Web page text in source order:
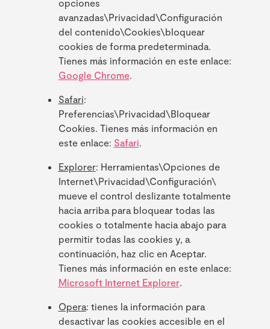
opciones
avanzadas\Privacidad\Configuración
del contenido\Cookies\bloquear
cookies de forma predeterminada.
Tienes más información en este enlace:
Google Chrome.
Safari:
Preferencias\Privacidad\Bloquear
Cookies. Tienes más información en
este enlace: Safari.
Explorer: Herramientas\Opciones de
Internet\Privacidad\Configuración\
mueve el control deslizante totalmente
hacia arriba para bloquear todas las
cookies o totalmente hacia abajo para
permitir todas las cookies y, a
continuación, haz clic en Aceptar.
Tienes más información en este enlace:
Microsoft Internet Explorer.
Opera: tienes la información para
desactivar las cookies accesible en el